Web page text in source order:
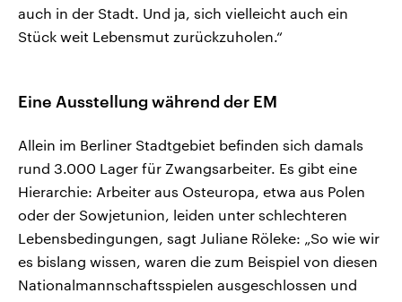
auch in der Stadt. Und ja, sich vielleicht auch ein
Stück weit Lebensmut zurückzuholen.“
Eine Ausstellung während der EM
Allein im Berliner Stadtgebiet befinden sich damals
rund 3.000 Lager für Zwangsarbeiter. Es gibt eine
Hierarchie: Arbeiter aus Osteuropa, etwa aus Polen
oder der Sowjetunion, leiden unter schlechteren
Lebensbedingungen, sagt Juliane Röleke: „So wie wir
es bislang wissen, waren die zum Beispiel von diesen
Nationalmannschaftsspielen ausgeschlossen und